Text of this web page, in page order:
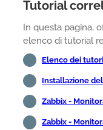
Tutorial
In questa pagina,
elenco di tutorial
Elenco dei
Installazione
Zabbix -
Zabbix -